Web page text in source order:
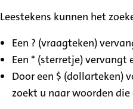
Leestekens kunnen het
Een ? (vraagteken)
Een * (sterretje)
Door een $ (dollarteken)
zoekt u naar woorden